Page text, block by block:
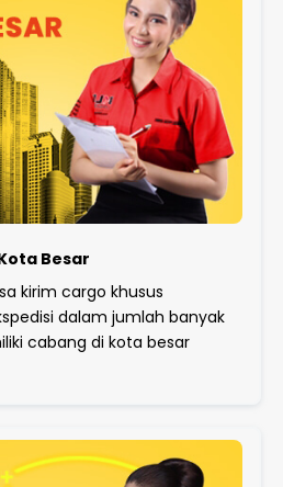
Besar
kirim cargo khusus
dalam jumlah banyak
cabang di kota besar